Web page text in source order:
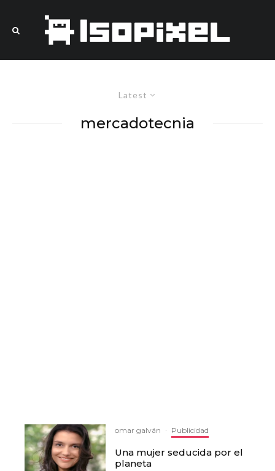
Latest
mercadotecnia
omar galván · Publicidad
Una mujer seducida por el
planeta